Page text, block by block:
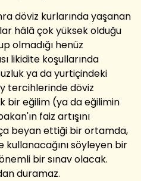
döviz kurlarında yaşanan
hâlâ çok yüksek olduğu
olmadığı henüz
likidite koşullarında
ya da yurtiçindeki
tercihlerinde döviz
bir eğilim (ya da eğilimin
faiz artışını
beyan ettiği bir ortamda,
kullanacağını söyleyen bir
bir sınav olacak.
duramaz.